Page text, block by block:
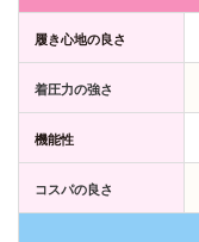
履き心地の良さ
着圧力の強さ
機能性
コスパの良さ